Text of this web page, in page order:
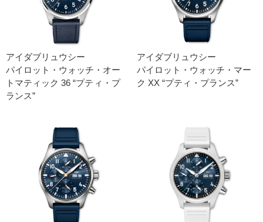
アイダブリュウシー
パイロット・ウォッチ・オー
トマティック 36 “プティ・プ
ランス”
アイダブリュウシー
パイロット・ウォッチ・マー
ク XX “プティ・プランス”